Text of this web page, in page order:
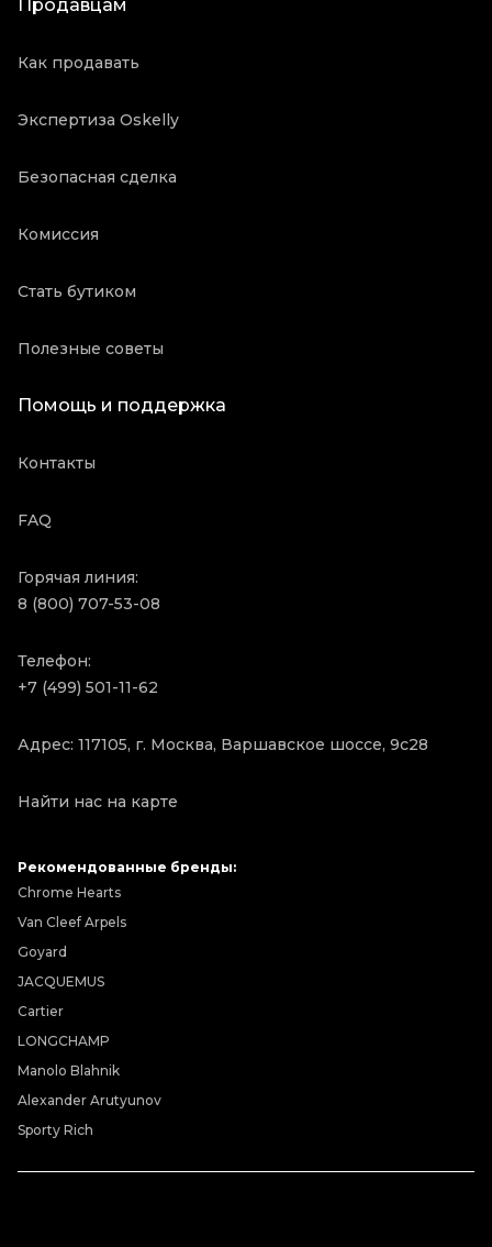
Продавцам
Как продавать
Экспертиза Oskelly
Безопасная сделка
Комиссия
Стать бутиком
Полезные советы
Помощь и поддержка
Контакты
FAQ
Горячая линия:
8 (800) 707-53-08
Телефон:
+7 (499) 501-11-62
Адрес: 117105, г. Москва, Варшавское шоссе, 9с28
Найти нас на карте
Рекомендованные бренды:
Chrome Hearts
Van Cleef Arpels
Goyard
JACQUEMUS
Cartier
LONGCHAMP
Manolo Blahnik
Alexander Arutyunov
Sporty Rich